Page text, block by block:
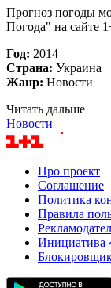
Прогноз погоды
Погода" на сайте
Год: 2014
Страна: Украина
Жанр: Новости
Читать дальше
Новости
Про проект
Соглашение
Политика
Правила
Инициатива